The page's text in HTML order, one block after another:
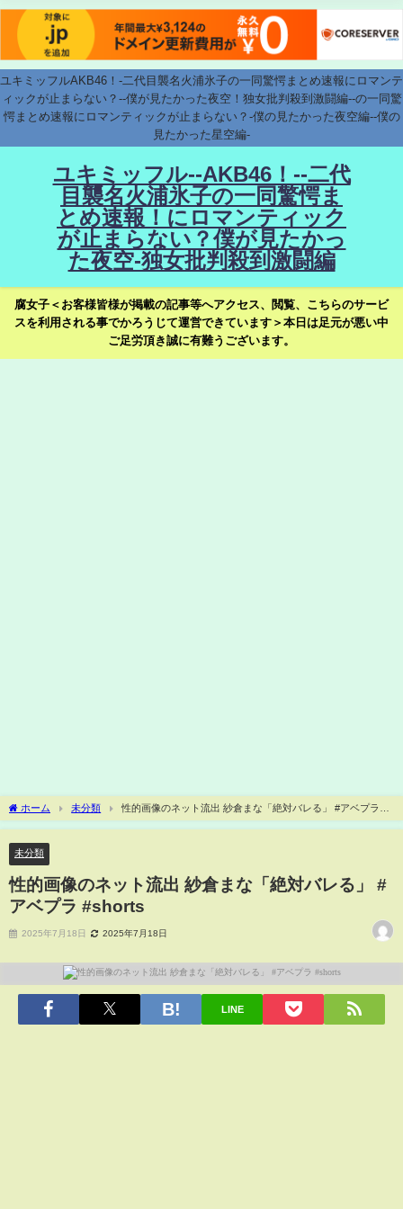
ユキミッフルAKB46！-二代目襲名火浦氷子の一同驚愕まとめ速報にロマンテ
ィックが止まらない？--僕が見たかった夜空！独女批判殺到激闘編--の一同驚
愕まとめ速報にロマンティックが止まらない？-僕の見たかった夜空編--僕の
見たかった星空編-
ユキミッフル--AKB46！--二代
目襲名火浦氷子の一同驚愕ま
とめ速報！にロマンティック
が止まらない？僕が見たかっ
た夜空-独女批判殺到激闘編
腐女子＜お客様皆様が掲載の記事等へアクセス、閲覧、こちらのサービ
スを利用される事でかろうじて運営できています＞本日は足元が悪い中
ご足労頂き誠に有難うございます。
ホーム 未分類
性的画像のネット流出 紗倉まな「絶対バレる」 #アベプラ
#shorts
未分類
性的画像のネット流出 紗倉まな「絶対バレる」 #
アベプラ #shorts
2025年7月18日 2025年7月18日
LINE